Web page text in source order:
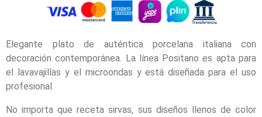
Elegante plato de auténtica porcelana italiana con
decoración contemporánea. La línea Positano es apta para
el lavavajillas y el microondas y está diseñada para el uso
profesional.
No importa que receta sirvas, sus diseños llenos de color